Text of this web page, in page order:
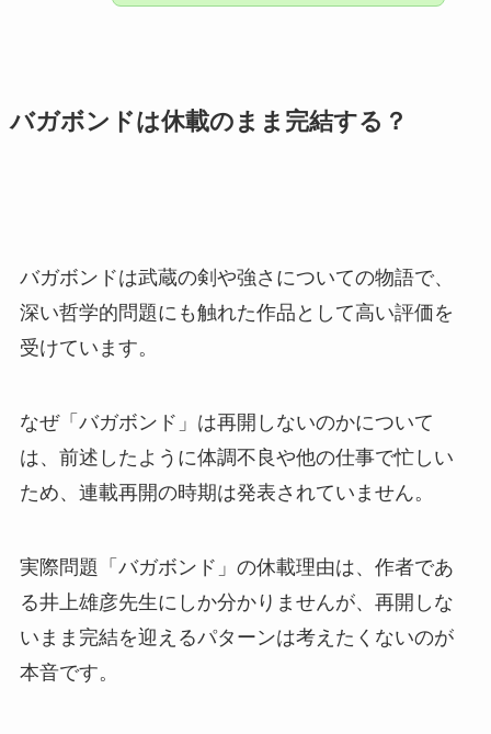
バガボンドは休載のまま完結する？
バガボンドは武蔵の剣や強さについての物語で、
深い哲学的問題にも触れた作品として高い評価を
受けています。
なぜ「バガボンド」は再開しないのかについて
は、前述したように体調不良や他の仕事で忙しい
ため、 連載再開の時期は発表されていません。
実際問題「バガボンド」の休載理由は、作者であ
る井上雄彦先生にしか分かりませんが、再開しな
いまま完結を迎えるパターンは考えたくないのが
本音です。